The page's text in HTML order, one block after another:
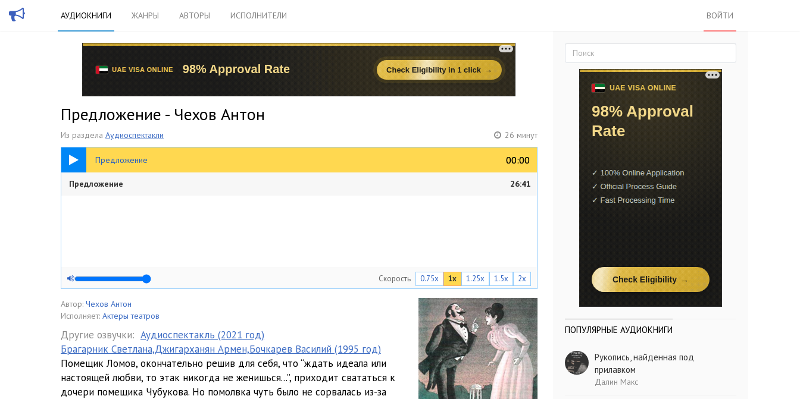
АУДИОКНИГИ ЖАНРЫ АВТОРЫ ИСПОЛНИТЕЛИ ВОЙТИ
Предложение - Чехов Антон
Из раздела Аудиоспектакли 26 минут
Предложение 00:00
00:00
26:41
Предложение 26:41
Скорость 0.75x 1x 1.25x 1.5x 2x
Автор: Чехов Антон
Исполняет: Актеры театров
Другие озвучки: Аудиоспектакль (2021 год)
Брагарник Светлана,Джигарханян Армен,Бочкарев Василий (1995 год)
Помещик Ломов, окончательно решив для себя, что “ждать идеала или
настоящей любви, то этак никогда не женишься...”, приходит свататься к
дочери помещика Чубукова. Но помолвка чуть было не сорвалась из-за
ПОПУЛЯРНЫЕ АУДИОКНИГИ
Рукопись, найденная под
прилавком
Далин Макс